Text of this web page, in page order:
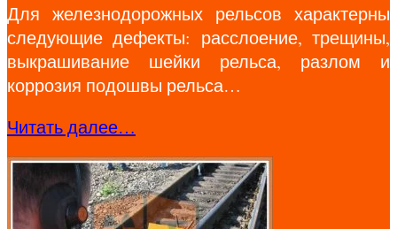
Для железнодорожных рельсов характерны
следующие дефекты: расслоение, трещины,
выкрашивание шейки рельса, разлом и
коррозия подошвы рельса…
Читать далее…